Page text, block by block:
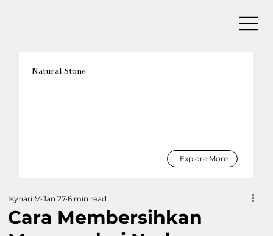
Cara Membersihkan
Isyhari M Jan 27 6 min read
Natural Stone
Explore More